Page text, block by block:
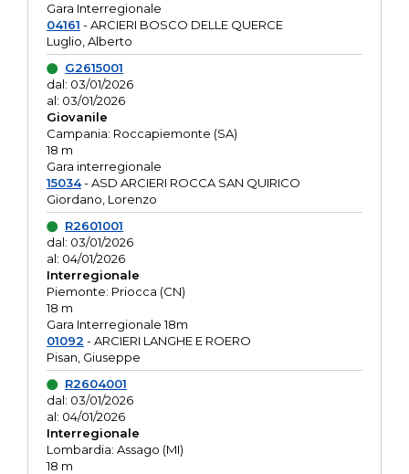
Gara Interregionale
04161 - ARCIERI BOSCO DELLE QUERCE
Luglio, Alberto
G2615001
dal: 03/01/2026
al: 03/01/2026
Giovanile
Campania: Roccapiemonte (SA)
18 m
Gara interregionale
15034- ASD ARCIERI ROCCA SAN QUIRICO
Giordano, Lorenzo
R2601001
dal: 03/01/2026
al: 04/01/2026
Interregionale
Piemonte: Priocca (CN)
18 m
Gara Interregionale 18m
01092 - ARCIERI LANGHE E ROERO
Pisan, Giuseppe
R2604001
dal: 03/01/2026
al: 04/01/2026
Interregionale
Lombardia: Assago (MI)
18 m